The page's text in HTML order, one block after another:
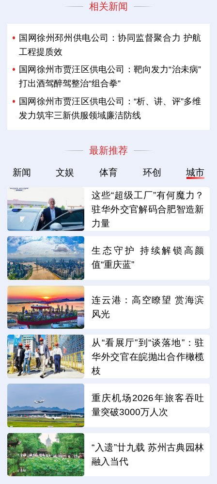
相关新闻
国网徐州邳州供电公司：协同监督聚合力 护航
工程提质效
国网徐州市贾汪区供电公司：靶向发力“治未病”
打出酒驾醉驾整治“组合拳”
国网徐州市贾汪区供电公司：“析、讲、评”多维
发力筑牢三新供服领域廉洁防线
最新推荐
新闻 文娱 体育 环创 城市
这些“超级工厂”有何魔力？
驻华外交官解码合肥智造新
力量
生态守护 持续解锁高颜
值“重庆蓝”
连云港：高空瞭望 赏海滨
风光
从“看展厅”到“谈落地”：驻
华外交官在皖抛出合作橄榄
枝
重庆机场2026年旅客吞吐
量突破3000万人次
“入遗”廿九载 苏州古典园林
融入当代